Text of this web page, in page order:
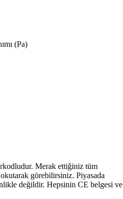
(Pa)
Merak ettiğiniz tüm
görebilirsiniz. Piyasada
değildir. Hepsinin CE belgesi ve